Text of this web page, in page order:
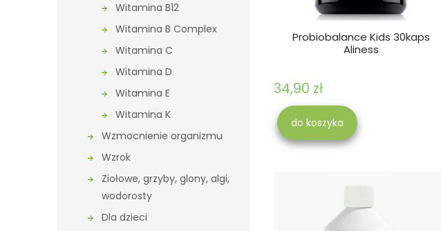
Witamina B12
Witamina B Complex
Witamina C
Witamina D
Witamina E
Witamina K
Wzmocnienie organizmu
Wzrok
Ziołowe, grzyby, glony, algi,
wodorosty
Dla dzieci
Probiobalance Kids 30kaps
Aliness
34,90 zł
do koszyka